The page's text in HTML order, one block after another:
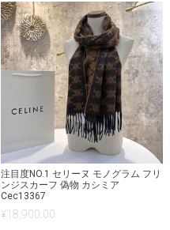
注目度NO.1 セリーヌ モノグラム フリ
ンジスカーフ 偽物 カシミア
Cec13367
¥18,900.00